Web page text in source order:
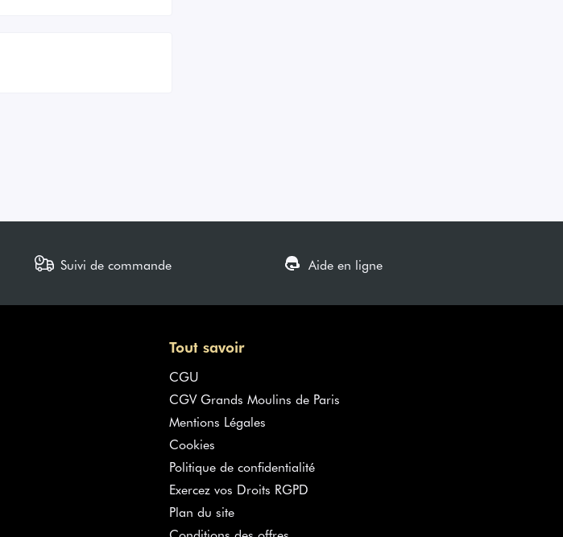
Suivi de commande Aide en ligne
Tout savoir
CGU
CGV Grands Moulins de Paris
Mentions Légales
Cookies
Politique de confidentialité
Exercez vos Droits RGPD
Plan du site